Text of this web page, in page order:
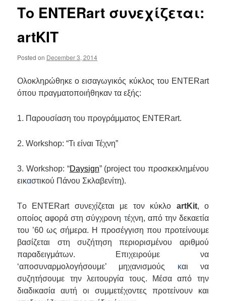
Το ENTERart συνεχίζεται:
artKIT
Posted on December 3, 2014
Ολοκληρώθηκε ο εισαγωγικός κύκλος του ENTERart
όπου πραγματοποιήθηκαν τα εξής:
1. Παρουσίαση του προγράμματος ENTERart.
2. Wοrkshop: “Τι είναι Τέχνη”
3. Wοrkshop: “Daysign” (project του προσκεκλημένου
εικαστικού Πάνου Σκλαβενίτη).
Tο ENTERart συνεχίζεται με τον κύκλο artKit, ο
οποίος αφορά στη σύγχρονη τέχνη, από την δεκαετία
του ’60 ως σήμερα. Η προσέγγιση που προτείνουμε
βασίζεται στη συζήτηση περιορισμένου αριθμού
παραδειγμάτων. Επιχειρούμε να
‘αποσυναρμολογήσουμε’ μηχανισμούς και να
συζητήσουμε την λειτουργία τους. Μέσα από την
διαδικασία αυτή οι συμμετέχοντες προτείνουν και